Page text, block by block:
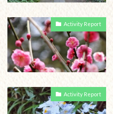
Activity Report
Activity Report